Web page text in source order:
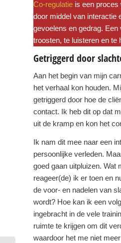
Co-regulatie is een proces
door middel van interactie
gevoelens en gedrag.
troosten, te luisteren en te
Getriggerd door
Aan het begin van mijn
het verhaal kon houden.
getriggerd door hoe de
contact. Ik heb dit op dat
uit de kramp en kon het
Ik nam dit mee naar een
persoonlijke verleden.
goed gaan uitpluizen. Wat
reageer(de) ik er toen en
de voor- en nadelen van
wordt? Hoe kan ik een
ingebracht in de vele
ruimte te krijgen om dit
waardoor het me niet